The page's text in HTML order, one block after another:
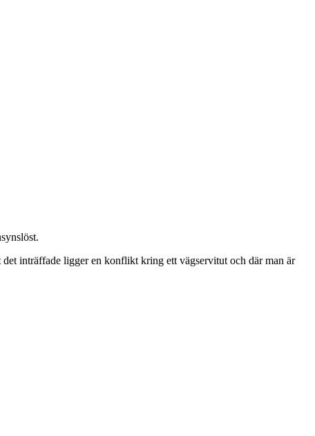
inträffade ligger en konflikt kring ett vägservitut och där man är